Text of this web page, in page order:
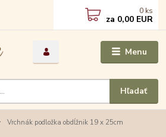
Menu
Hľadať
0 ks
za 0,00 EUR
Vrchnák podložka obdĺžnik 19 x 25cm